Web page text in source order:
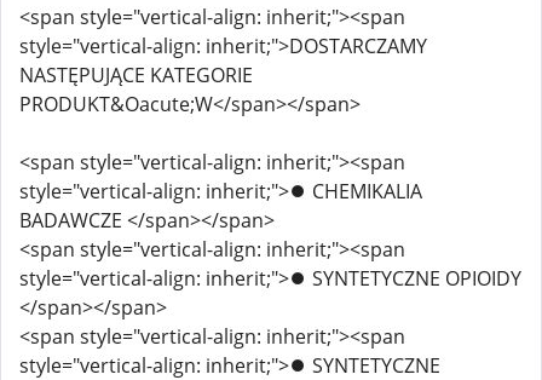
<span style="vertical-align: inherit;"><span
style="vertical-align: inherit;">DOSTARCZAMY
NASTĘPUJĄCE KATEGORIE
PRODUKT&Oacute;W</span></span>
<span style="vertical-align: inherit;"><span
style="vertical-align: inherit;">⏺️ CHEMIKALIA
BADAWCZE </span></span>
<span style="vertical-align: inherit;"><span
style="vertical-align: inherit;">⏺️ SYNTETYCZNE OPIOIDY
</span></span>
<span style="vertical-align: inherit;"><span
style="vertical-align: inherit;">⏺️ SYNTETYCZNE